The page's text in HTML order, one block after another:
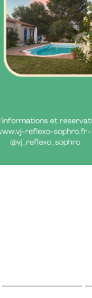
rafraîchir, tu
à amener
et 20 juillet
n'hésites pas
bas de cette
de
de
contacte-
bien du